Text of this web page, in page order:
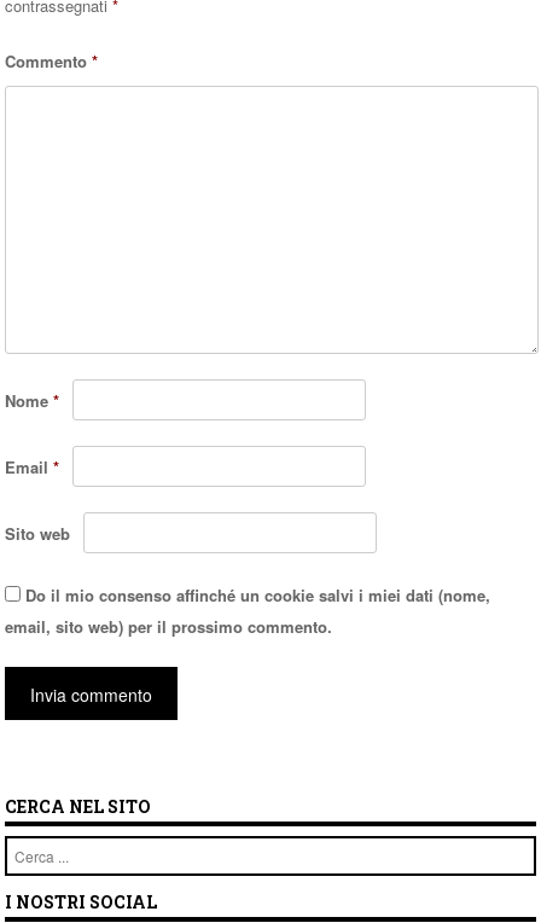
contrassegnati*
Commento*
Nome*
Email*
Sito web
Do il mio consenso affinché un cookie salvi i miei dati (nome,
email, sito web) per il prossimo commento.
CERCA NEL SITO
Cerca
I NOSTRI SOCIAL